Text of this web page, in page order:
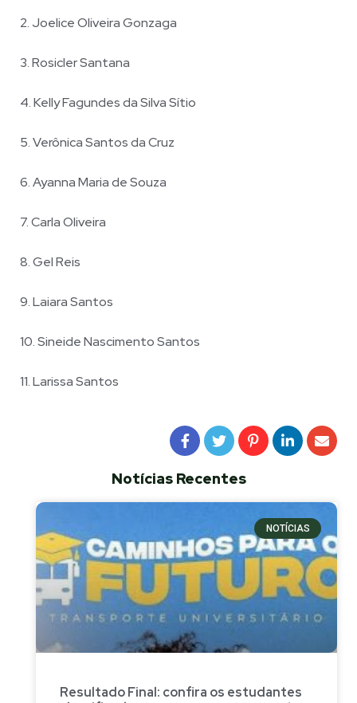
2. Joelice Oliveira Gonzaga
3. ⁠Rosicler Santana
4. Kelly Fagundes da Silva Sítio
5. Verônica Santos da Cruz
6. Ayanna Maria de Souza
7. Carla Oliveira
8. Gel Reis
9. Laiara Santos
10. Sineide Nascimento Santos
11. Larissa Santos
Notícias Recentes
NOTÍCIAS
Resultado Final: confira os estudantes